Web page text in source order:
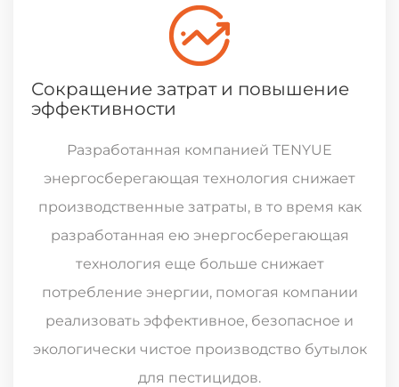
Сокращение затрат и повышение
эффективности
Разработанная компанией TENYUE
энергосберегающая технология снижает
производственные затраты, в то время как
разработанная ею энергосберегающая
технология еще больше снижает
потребление энергии, помогая компании
реализовать эффективное, безопасное и
экологически чистое производство бутылок
для пестицидов.